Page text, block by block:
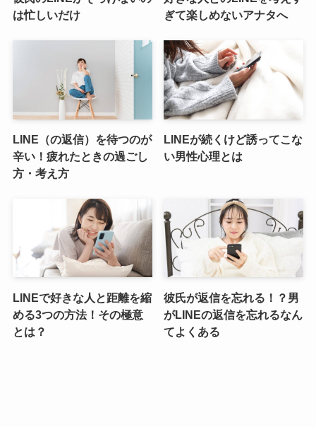
は忙しいだけ
ぎて楽しめないアナタへ
LINE（の返信）を待つのが
辛い！疲れたときの過ごし
方・考え方
LINEが続くけど誘ってこな
い男性心理とは
LINEで好きな人と距離を縮
める3つの方法！その極意
とは？
彼氏が返信を忘れる！？男
がLINEの返信を忘れるなん
てよくある